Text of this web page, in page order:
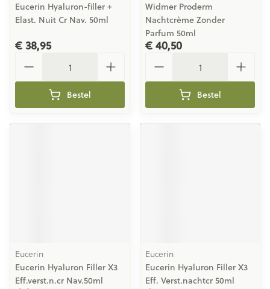
Eucerin Hyaluron-filler +
Elast. Nuit Cr Nav. 50ml
€ 38,95
Bestel
Widmer Proderm
Nachtcrème Zonder
Parfum 50ml
€ 40,50
Bestel
Eucerin
Eucerin Hyaluron Filler X3
Eff.verst.n.cr Nav.50ml
Eucerin
Eucerin Hyaluron Filler X3
Eff. Verst.nachtcr 50ml